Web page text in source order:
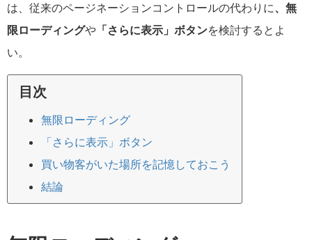
は、従来のページネーションコントロールの代わりに、無
限ローディングや 「さらに表示」ボタンを検討するとよ
い。
目次
無限ローディング
「さらに表示」ボタン
買い物客がいた場所を記憶しておこう
結論